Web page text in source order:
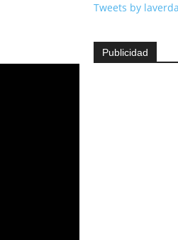
Tweets by
Publicidad